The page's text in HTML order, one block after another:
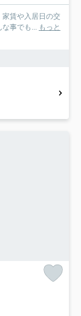
家賃や入居日の交
事でも... もっと